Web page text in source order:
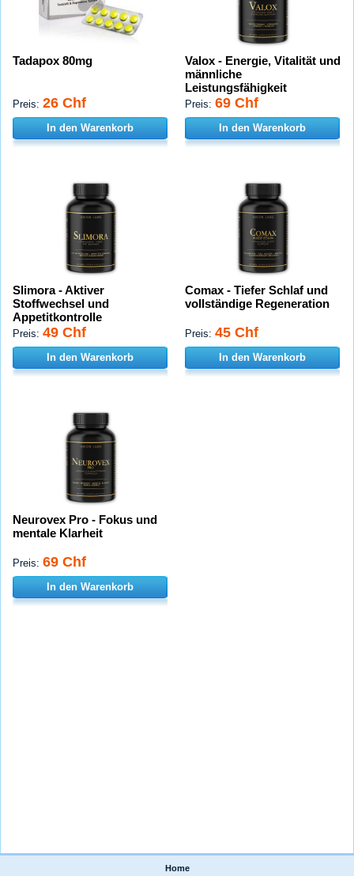
Tadapox 80mg
Preis: 26 Chf
In den Warenkorb
Valox - Energie, Vitalität und
männliche
Leistungsfähigkeit
Preis: 69 Chf
In den Warenkorb
Slimora - Aktiver
Stoffwechsel und
Appetitkontrolle
Preis: 49 Chf
In den Warenkorb
Comax - Tiefer Schlaf und
vollständige Regeneration
Preis: 45 Chf
In den Warenkorb
Neurovex Pro - Fokus und
mentale Klarheit
Preis: 69 Chf
In den Warenkorb
Home